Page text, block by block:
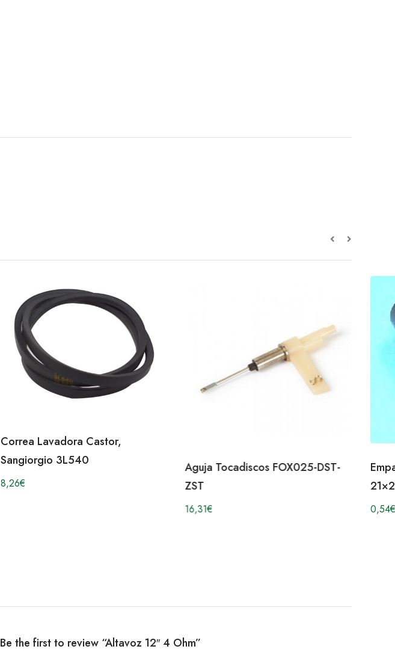
Correa Lavadora Castor,
Sangiorgio 3L540
8,26€
Aguja Tocadiscos FOX025-DST-
ZST
16,31€ 0,54€
Be the first to review “Altavoz 12″ 4 Ohm”